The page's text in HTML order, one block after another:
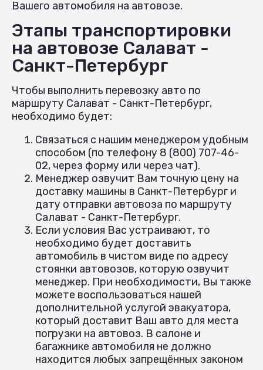
Вашего автомобиля на автовозе.
Этапы транспортировки
на автовозе Салават -
Санкт-Петербург
Чтобы выполнить перевозку авто по
маршруту Салават - Санкт-Петербург,
необходимо будет:
Связаться с нашим менеджером удобным
способом (по телефону 8 (800) 707-46-
02, через форму или через чат).
Менеджер озвучит Вам точную цену на
доставку машины в Санкт-Петербург и
дату отправки автовоза по маршруту
Салават - Санкт-Петербург.
Если условия Вас устраивают, то
необходимо будет доставить
автомобиль в чистом виде по адресу
стоянки автовозов, которую озвучит
менеджер. При необходимости, Вы также
можете воспользоваться нашей
дополнительной услугой эвакуатора,
который доставит Ваш авто для места
погрузки на автовоз. В салоне и
багажнике автомобиля не должно
находится любых запрещённых законом